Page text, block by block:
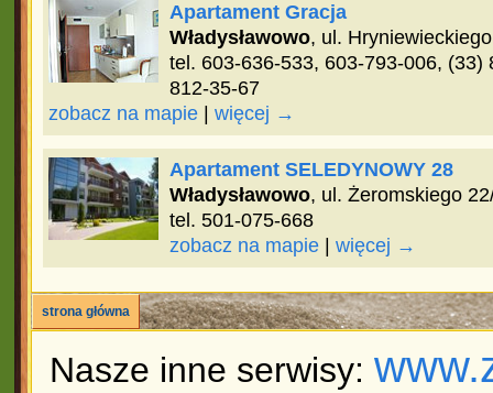
Apartament Gracja
Władysławowo, ul.
tel. 603-636-533, 603-793-006, (33)
812-35-67
zobacz na mapie| więcej →
Apartament SELEDYNOWY 28
Władysławowo, ul. Żeromskiego
tel. 501-075-668
zobacz na mapie| więcej →
strona główna
Nasze inne serwisy: